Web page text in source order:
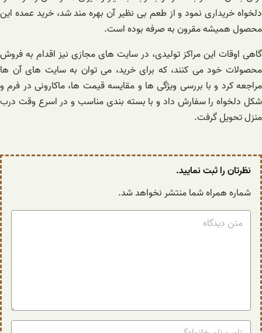
دلخواه خریداری نمود و از طعم بی نظیر آن بهره مند شد، خرید عمده این
محصول همیشه مقرون به صرفه بوده است.
گاهی اوقات این مراکز تولیدی، در سایت های مجازی نیز اقدام به فروش
محصولات خود می کنند، که برای خرید، می توان به سایت های آن ها
مراجعه کرد و با بررسی ویژگی ها و مقایسه قیمت ها، ماکارونی در فرم و
شکل دلخواه را سفارش داد و با بسته بندی مناسب و در اسرع وقت درب
منزل تحویل گرفت.
نظرتان را ثبت نمایید.
شماره همراه شما منتشر نخواهد شد.